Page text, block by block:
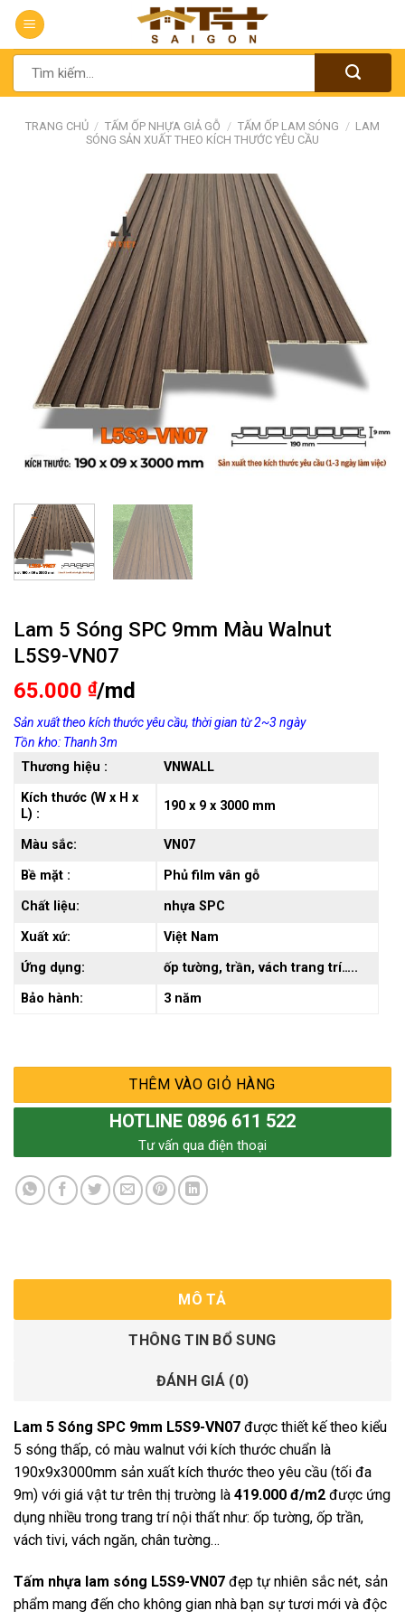
Chuyển
đến
nộiTìm
kiếm:
TRANG CHỦ / TẤM ỐP NHỰA GIẢ GỖ / TẤM ỐP LAM SÓNG / LAM
SÓNG SẢN XUẤT THEO KÍCH THƯỚC YÊU CẦU
Lam 5 Sóng SPC 9mm Màu Walnut
L5S9-VN07
65.000 ₫/md
Sản xuất theo kích thước yêu cầu, thời gian từ 2~3 ngày
Tồn kho: Thanh 3m
Thương hiệu :
VNWALL
Kích thước (W x H x
L) :
190 x 9 x 3000 mm
Màu sắc:
VN07
Bề mặt :
Phủ film vân gỗ
Chất liệu:
nhựa SPC
Xuất xứ:
Việt Nam
Ứng dụng:
ốp tường, trần, vách trang trí…..
Bảo hành:
3 năm
THÊM VÀO GIỎ HÀNG
HOTLINE 0896 611 522
Tư vấn qua điện thoại
MÔ TẢ
THÔNG TIN BỔ SUNG
ĐÁNH GIÁ (0)
Lam 5 Sóng SPC 9mm L5S9-VN07 được thiết kế theo kiểu
5 sóng thấp, có màu walnut với kích thước chuẩn là
190x9x3000mm sản xuất kích thước theo yêu cầu (tối đa
9m) với giá vật tư trên thị trường là 419.000 đ/m2 được ứng
dụng nhiều trong trang trí nội thất như: ốp tường, ốp trần,
vách tivi, vách ngăn, chân tường…
Tấm nhựa lam sóng L5S9-VN07 đẹp tự nhiên sắc nét, sản
phẩm mang đến cho không gian nhà bạn sự tươi mới và độc